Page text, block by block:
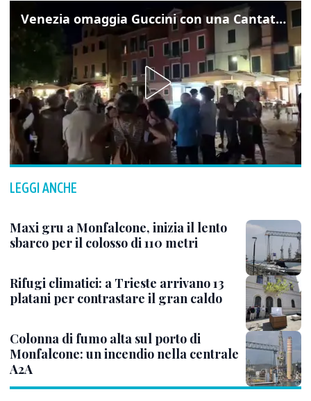
Venezia omaggia Guccini con una Cantata Anarchica in campo Santa Margherita
LEGGI ANCHE
Maxi gru a Monfalcone, inizia il lento
sbarco per il colosso di 110 metri
Rifugi climatici: a Trieste arrivano 13
platani per contrastare il gran caldo
Colonna di fumo alta sul porto di
Monfalcone: un incendio nella centrale
A2A